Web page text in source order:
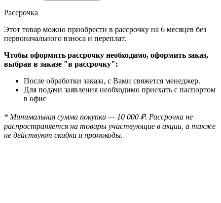
Рассрочка
Этот товар можно приобрести в рассрочку на 6 месяцев без
первоначального взноса и переплат.
Чтобы оформить рассрочку необходимо, оформить заказ,
выбрав в заказе "в рассрочку":
После обработки заказа, с Вами свяжется менеджер.
Для подачи заявления необходимо приехать с паспортом
в офис
* Минимальная сумма покупки — 10 000 ₽. Рассрочка не
распространяется на товары участвующие в акции, а также
не действуют скидки и промокоды.